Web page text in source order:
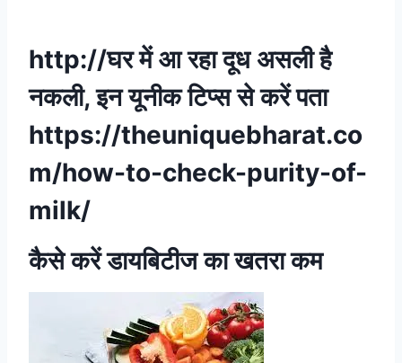
http://घर में आ रहा दूध असली है
नकली, इन यूनीक टिप्स से करें पता
https://theuniquebharat.co
m/how-to-check-purity-of-
milk/
कैसे करें डायबिटीज का खतरा कम